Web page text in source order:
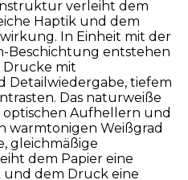
verleiht dem
Haptik und dem
In Einheit mit der
Beschichtung entstehen
mit
Detailwiedergabe, tiefem
Das naturweiße
Aufhellern und
warmtonigen Weißgrad
gleichmäßige
dem Papier eine
dem Druck eine